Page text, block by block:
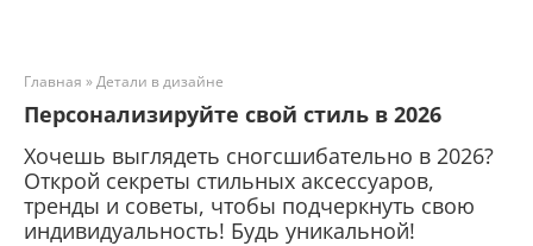
Главная »Детали в дизайне
Персонализируйте свой стиль в 2026
Хочешь выглядеть сногсшибательно в 2026?
Открой секреты стильных аксессуаров,
тренды и советы, чтобы подчеркнуть свою
индивидуальность! Будь уникальной!